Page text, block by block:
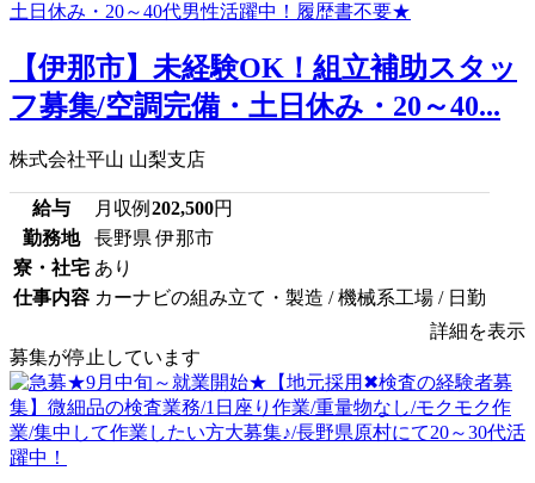
【伊那市】未経験OK！組立補助スタッ
フ募集/空調完備・土日休み・20～40...
株式会社平山 山梨支店
給与 月収例 202,500円
勤務地
長野県 伊那市
寮・社宅 あり
仕事内容 カーナビの組み立て・製造 / 機械系工場 / 日勤
詳細を表示
募集が停止しています